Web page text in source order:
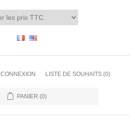
CONNEXION LISTE DE SOUHAITS (0)
PANIER (0)